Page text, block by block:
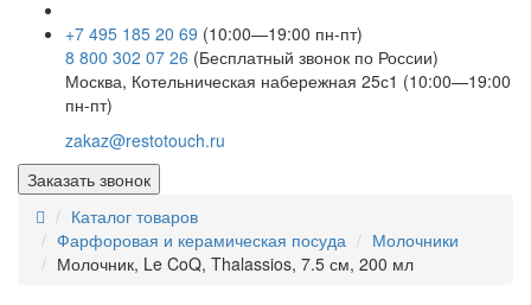
+7 495 185 20 69 (10:00—19:00 пн-пт)
8 800 302 07 26 (Бесплатный звонок по России)
Москва, Котельническая набережная 25с1 (10:00—19:00
пн-пт)
zakaz@restotouch.ru
Заказать звонок
Каталог товаров
Фарфоровая и керамическая посуда
Молочники
Молочник, Le CoQ, Thalassios, 7.5 см, 200 мл